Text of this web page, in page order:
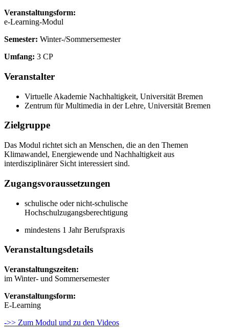
Veranstaltungsform:
e-Learning-Modul
Semester: Winter-/Sommersemester
Umfang: 3 CP
Veranstalter
Virtuelle Akademie Nachhaltigkeit, Universität Bremen
Zentrum für Multimedia in der Lehre, Universität Bremen
Zielgruppe
Das Modul richtet sich an Menschen, die an den Themen
Klimawandel, Energiewende und Nachhaltigkeit aus
interdisziplinärer Sicht interessiert sind.
Zugangsvoraussetzungen
schulische oder nicht-schulische
Hochschulzugangsberechtigung
mindestens 1 Jahr Berufspraxis
Veranstaltungsdetails
Veranstaltungszeiten:
im Winter- und Sommersemester
Veranstaltungsform:
E-Learning
->> Zum Modul und zu den Videos